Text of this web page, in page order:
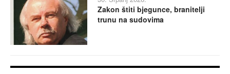
Zakon štiti bjegunce, branitelji
trunu na sudovima